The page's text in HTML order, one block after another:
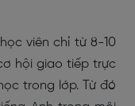
viên chỉ từ 8-10
hội giao tiếp trực
trong lớp. Từ đó